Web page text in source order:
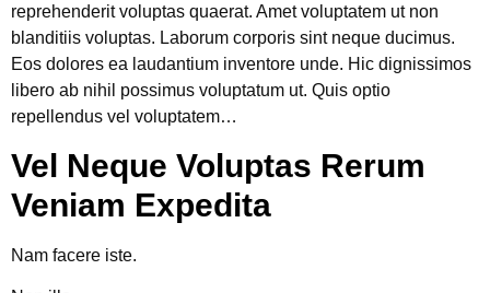
reprehenderit voluptas quaerat. Amet voluptatem ut non
blanditiis voluptas. Laborum corporis sint neque ducimus.
Eos dolores ea laudantium inventore unde. Hic dignissimos
libero ab nihil possimus voluptatum ut. Quis optio
repellendus vel voluptatem…
Vel Neque Voluptas Rerum
Veniam Expedita
Nam facere iste.